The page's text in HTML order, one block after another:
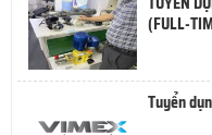
(FULL-
Tuyển